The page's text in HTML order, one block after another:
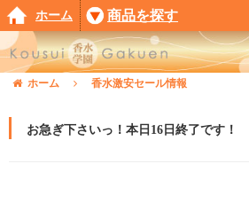
ホーム 商品を探す
ホーム 香水激安セール情報
お急ぎ下さいっ！本日16日終了です！